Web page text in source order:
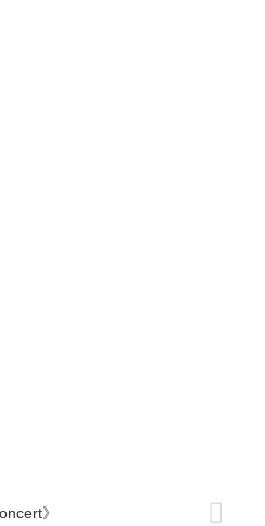
》